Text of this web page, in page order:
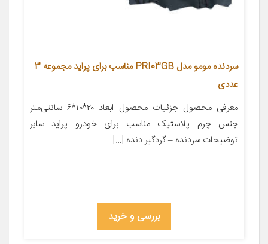
سردنده مومو مدل PRI03GB مناسب برای پراید مجموعه 3
عددی
معرفی محصول جزئیات محصول ابعاد ۲۰*۱۰*۶ سانتی‌متر
جنس چرم پلاستیک مناسب برای خودرو پراید سایر
توضیحات سردنده – گردگیر دنده […]
بررسی و خرید